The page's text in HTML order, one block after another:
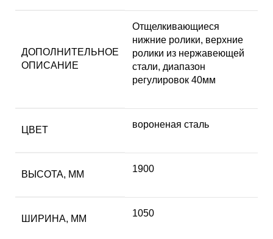
ДОПОЛНИТЕЛЬНОЕ
ОПИСАНИЕ
Отщелкивающиеся
нижние ролики, верхние
ролики из нержавеющей
стали, диапазон
регулировок 40мм
ЦВЕТ
вороненая сталь
ВЫСОТА, ММ
1900
ШИРИНА, ММ
1050